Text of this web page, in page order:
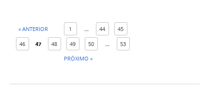
« ANTERIOR 1 44 45
46 47 48 49 50
53
PRÓXIMO »